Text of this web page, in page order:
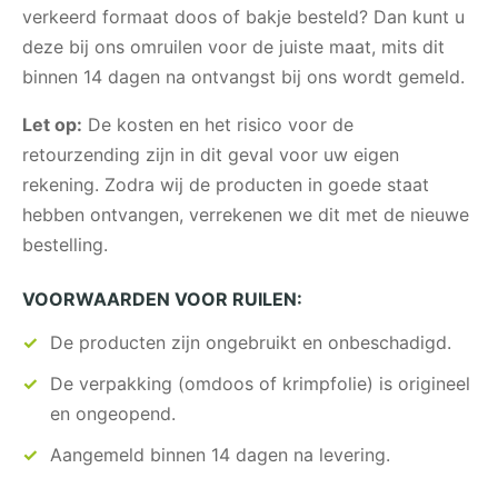
verkeerd formaat doos of bakje besteld? Dan kunt u
deze bij ons omruilen voor de juiste maat, mits dit
binnen 14 dagen na ontvangst bij ons wordt gemeld.
Let op: De kosten en het risico voor de
retourzending zijn in dit geval voor uw eigen
rekening. Zodra wij de producten in goede staat
hebben ontvangen, verrekenen we dit met de nieuwe
bestelling.
VOORWAARDEN VOOR RUILEN:
De producten zijn ongebruikt en onbeschadigd.
De verpakking (omdoos of krimpfolie) is origineel
en ongeopend.
Aangemeld binnen 14 dagen na levering.